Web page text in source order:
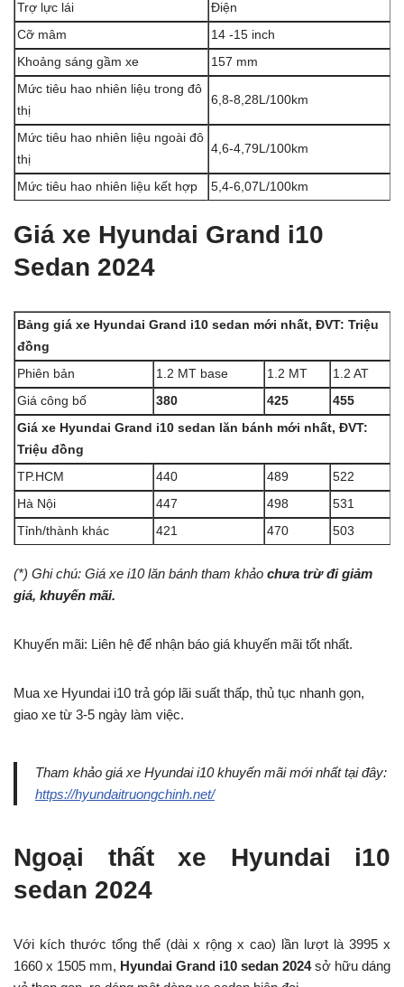
Trợ lực lái
Điện
Cỡ mâm
14 -15 inch
Khoảng sáng gầm xe
157 mm
Mức tiêu hao nhiên liệu trong đô
thị
6,8-8,28L/100km
Mức tiêu hao nhiên liệu ngoài đô
thị
4,6-4,79L/100km
Mức tiêu hao nhiên liệu kết hợp 5,4-6,07L/100km
Giá xe Hyundai Grand i10
Sedan 2024
Bảng giá xe Hyundai Grand i10 sedan mới nhất, ĐVT: Triệu
đồng
Phiên bản
1.2 MT base 1.2 MT
1.2 AT
Giá công bố
380 425
455
Giá xe Hyundai Grand i10 sedan lăn bánh mới nhất, ĐVT:
Triệu đồng
TP.HCM
440 489
522
Hà Nội
447 498
531
Tỉnh/thành khác
421 470 503
(*) Ghi chú: Giá xe i10 lăn bánh tham khảo chưa trừ đi giảm
giá, khuyến mãi.
Khuyến mãi: Liên hệ để nhận báo giá khuyến mãi tốt nhất.
Mua xe Hyundai i10 trả góp lãi suất thấp, thủ tục nhanh gọn,
giao xe từ 3-5 ngày làm việc.
Tham khảo giá xe Hyundai i10 khuyến mãi mới nhất tại đây:
https://hyundaitruongchinh.net/
Ngoại thất xe Hyundai i10
sedan 2024
Với kích thước tổng thể (dài x rộng x cao) lần lượt là 3995 x
1660 x 1505 mm, Hyundai Grand i10 sedan 2024sở hữu dáng